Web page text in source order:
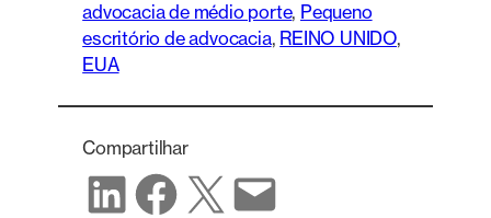
advocacia de médio porte, Pequeno
escritório de advocacia, REINO UNIDO
EUA
Compartilhar
Compartilhar no LinkedIn
Compartilhar no Facebook
Compartilhar no X Compartilhar por e-mail